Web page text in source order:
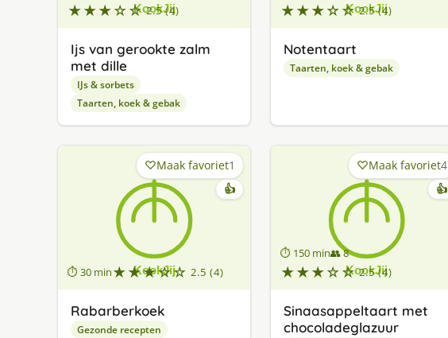
★★★☆☆ 2.5 (4)
Ijs van gerookte zalm
met dille
IJs & sorbets
Taarten, koek & gebak
★★★☆☆ 2.5 (4)
Notentaart
Taarten, koek & gebak
⏱ 30 min★★★☆☆ 2.5 (4)
Maak favoriet1
👍
Rabarberkoek
Gezonde recepten
⏱ 150 min👥 8
★★★☆☆ 2.5 (4)
Maak favoriet4
👍
Sinaasappeltaart met
chocoladeglazuur